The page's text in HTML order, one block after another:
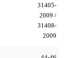
31405-
2009 /
31408-
2009